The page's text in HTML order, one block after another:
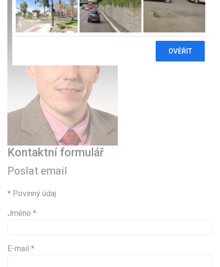
Kontaktní formulář
Poslat email
* Povinný údaj
Jméno *
E-mail *